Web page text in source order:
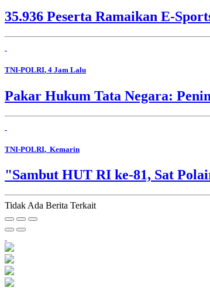
35.936 Peserta Ramaikan E-
TNI-POLRI, 4 Jam Lalu
Pakar Hukum Tata Negara:
TNI-POLRI, Kemarin
"Sambut HUT RI ke-81, Sat
Tidak Ada Berita Terkait